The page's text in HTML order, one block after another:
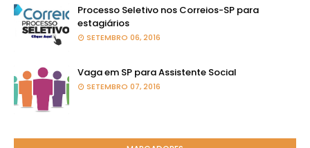
Processo Seletivo nos Correios-SP para
estagiários
SETEMBRO 06, 2016
Vaga em SP para Assistente Social
SETEMBRO 07, 2016